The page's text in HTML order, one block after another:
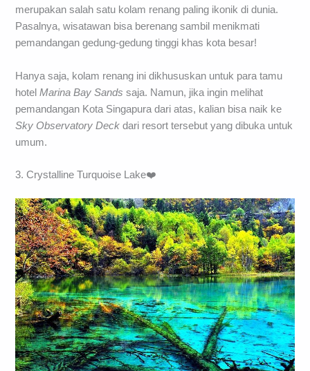
merupakan salah satu kolam renang paling ikonik di dunia.
Pasalnya, wisatawan bisa berenang sambil menikmati
pemandangan gedung-gedung tinggi khas kota besar!
Hanya saja, kolam renang ini dikhususkan untuk para tamu
hotelMarina Bay Sands saja. Namun, jika ingin melihat
pemandangan Kota Singapura dari atas, kalian bisa naik ke
Sky Observatory Deck dari resort tersebut yang dibuka untuk
umum.
3. Crystalline Turquoise Lake❤️